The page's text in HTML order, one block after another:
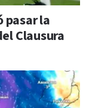
pasar la
Clausura